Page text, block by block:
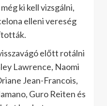
ki kell vizsgálni,
elleni vereség
előtt rotálni
Lawrence, Naomi
Jean-Francois,
Guro Reiten és